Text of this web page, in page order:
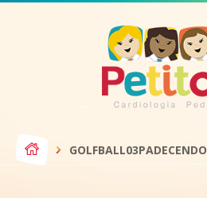
GOLFBALL03PADECENDO